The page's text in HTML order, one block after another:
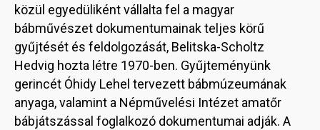
közül egyedüliként vállalta fel a magyar
bábművészet dokumentumainak teljes körű
gyűjtését és feldolgozását, Belitska-Scholtz
Hedvig hozta létre 1970-ben. Gyűjteményünk
gerincét Óhidy Lehel tervezett bábmúzeumának
anyaga, valamint a Népművelési Intézet amatőr
bábjátszással foglalkozó dokumentumai adják. A